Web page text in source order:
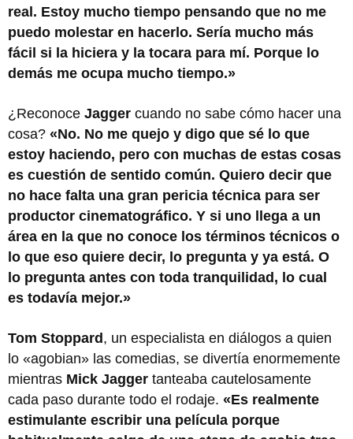
real. Estoy mucho tiempo pensando que no me
puedo molestar en hacerlo. Sería mucho más
fácil si la hiciera y la tocara para mí. Porque lo
demás me ocupa mucho tiempo.»
¿Reconoce Jagger cuando no sabe cómo hacer una
cosa? «No. No me quejo y digo que sé lo que
estoy haciendo, pero con muchas de estas cosas
es cuestión de sentido común. Quiero decir que
no hace falta una gran pericia técnica para ser
productor cinematográfico. Y si uno llega a un
área en la que no conoce los términos técnicos o
lo que eso quiere decir, lo pregunta y ya está. O
lo pregunta antes con toda tranquilidad, lo cual
es todavía mejor.»
Tom Stoppard, un especialista en diálogos a quien
lo «agobian» las comedias, se divertía enormemente
mientras Mick Jagger tanteaba cautelosamente
cada paso durante todo el rodaje. «Es realmente
estimulante escribir una película porque